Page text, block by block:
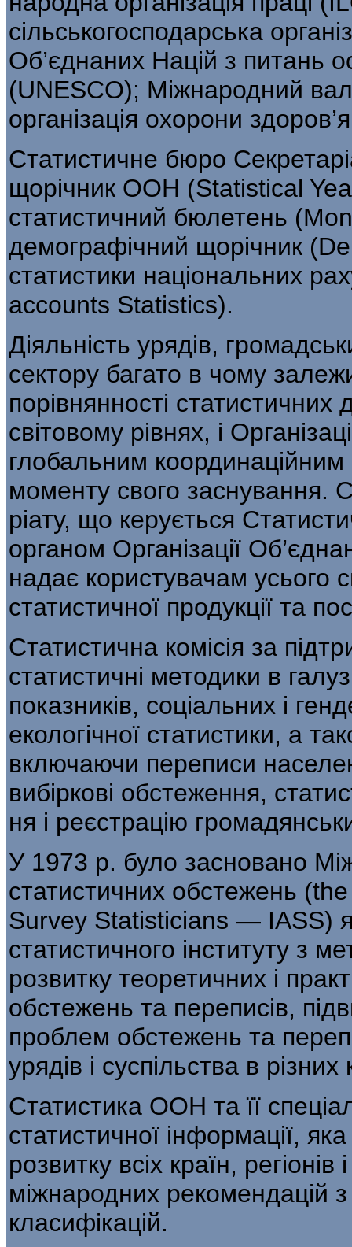
сільськогосподарська
Об’єднаних Націй з питань
(UNESCO); Міжнародний
організація охорони
Статистичне бюро
щоріч­ник ООН (Statistical
статистичний бюлетень
демографічний щорічник
статистики національних
accounts Statistics).
Діяльність урядів,
сектору багато в чому
порівнянності
світовому рівнях, і
глобальним
моменту свого заснування.
ріату, що керується
органом Організації
надає користувачам усього
статистичної продукції та
Статистична комісія за
статистичні методики в
показників, соціальних і
екологічної статистики, а
включаючи переписи
вибіркові обстеження,
ня і реєстрацію
У 1973 р. було засновано
статистичних об­стежень
Survey Statisticians — IASS)
статистичного інституту з
розвитку теоретичних і
обстежень та переписів,
проблем об­стежень та
урядів і суспільства в різних
Статистика ООН та її
ста­тистичної інформації,
розвитку всіх країн, регіонів
міжнародних рекомендацій
класифікацій.